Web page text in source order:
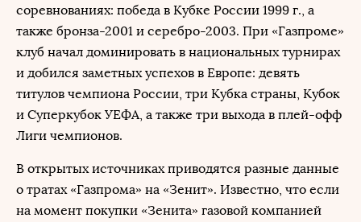
соревнованиях: победа в Кубке России 1999 г., а
также бронза-2001 и серебро-2003. При «Газпроме»
клуб начал доминировать в национальных турнирах
и добился заметных успехов в Европе: девять
титулов чемпиона России, три Кубка страны, Кубок
и Суперкубок УЕФА, а также три выхода в плей-офф
Лиги чемпионов.
В открытых источниках приводятся разные данные
о тратах «Газпрома» на «Зенит». Известно, что если
на момент покупки «Зенита» газовой компанией